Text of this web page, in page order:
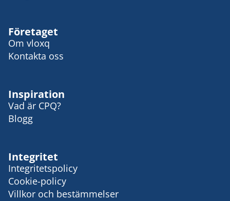
Företaget
Om vloxq
Kontakta oss
Inspiration
Vad är CPQ?
Blogg
Integritet
Integritetspolicy
Cookie-policy
Villkor och bestämmelser